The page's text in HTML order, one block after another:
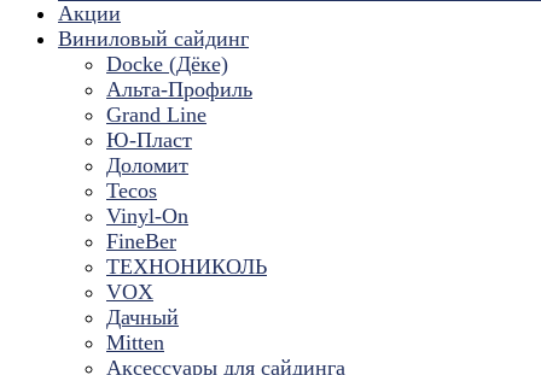
Акции
Виниловый сайдинг
Docke (Дёке)
Альта-Профиль
Grand Line
Ю-Пласт
Доломит
Tecos
Vinyl-On
FineBer
ТЕХНОНИКОЛЬ
VOX
Дачный
Mitten
Аксессуары для сайдинга